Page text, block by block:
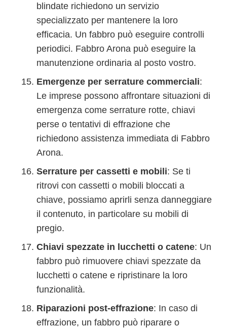
blindate richiedono un servizio
specializzato per mantenere la loro
efficacia. Un fabbro può eseguire controlli
periodici. Fabbro Arona può eseguire la
manutenzione ordinaria al posto vostro.
Emergenze per serrature commerciali:
Le imprese possono affrontare situazioni di
emergenza come serrature rotte, chiavi
perse o tentativi di effrazione che
richiedono assistenza immediata di Fabbro
Arona.
Serrature per cassetti e mobili: Se ti
ritrovi con cassetti o mobili bloccati a
chiave, possiamo aprirli senza danneggiare
il contenuto, in particolare su mobili di
pregio.
Chiavi spezzate in lucchetti o catene: Un
fabbro può rimuovere chiavi spezzate da
lucchetti o catene e ripristinare la loro
funzionalità.
Riparazioni post-effrazione: In caso di
effrazione, un fabbro può riparare o